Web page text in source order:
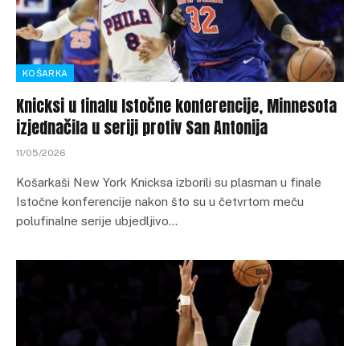
KOŠARKA
Knicksi u finalu Istočne konferencije, Minnesota
izjednačila u seriji protiv San Antonija
11/05/2026
Košarkaši New York Knicksa izborili su plasman u finale
Istočne konferencije nakon što su u četvrtom meču
polufinalne serije ubjedljivo…